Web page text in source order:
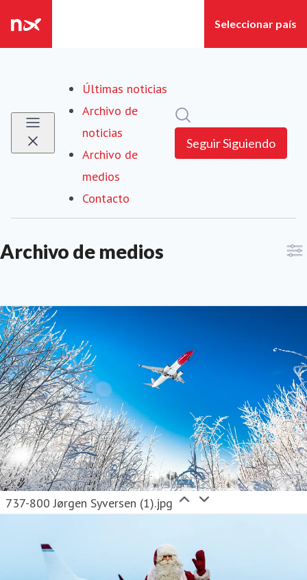
Últimas noticias
Archivo de
noticias
Archivo de
medios
Contacto
SeguirSiguiendo
Archivo de medios
737-800 Jørgen Syversen (1).jpg